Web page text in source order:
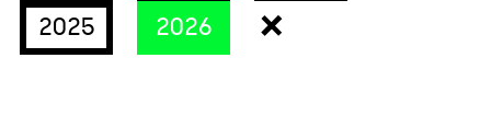
2025
2026 ×